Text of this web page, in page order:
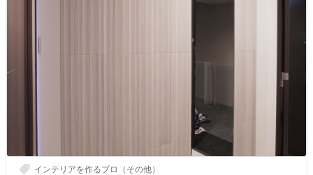
インテリアを作るプロ（その他）